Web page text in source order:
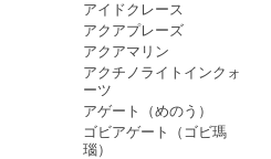
アイドクレース
アクアプレーズ
アクアマリン
アクチノライトインクォ
ーツ
アゲート（めのう）
ゴビアゲート（ゴビ瑪
瑙）